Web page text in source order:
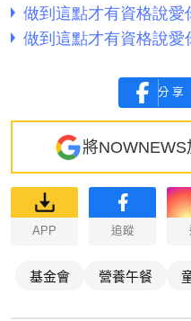
分享
將
APP 追蹤
基金會 營養午餐